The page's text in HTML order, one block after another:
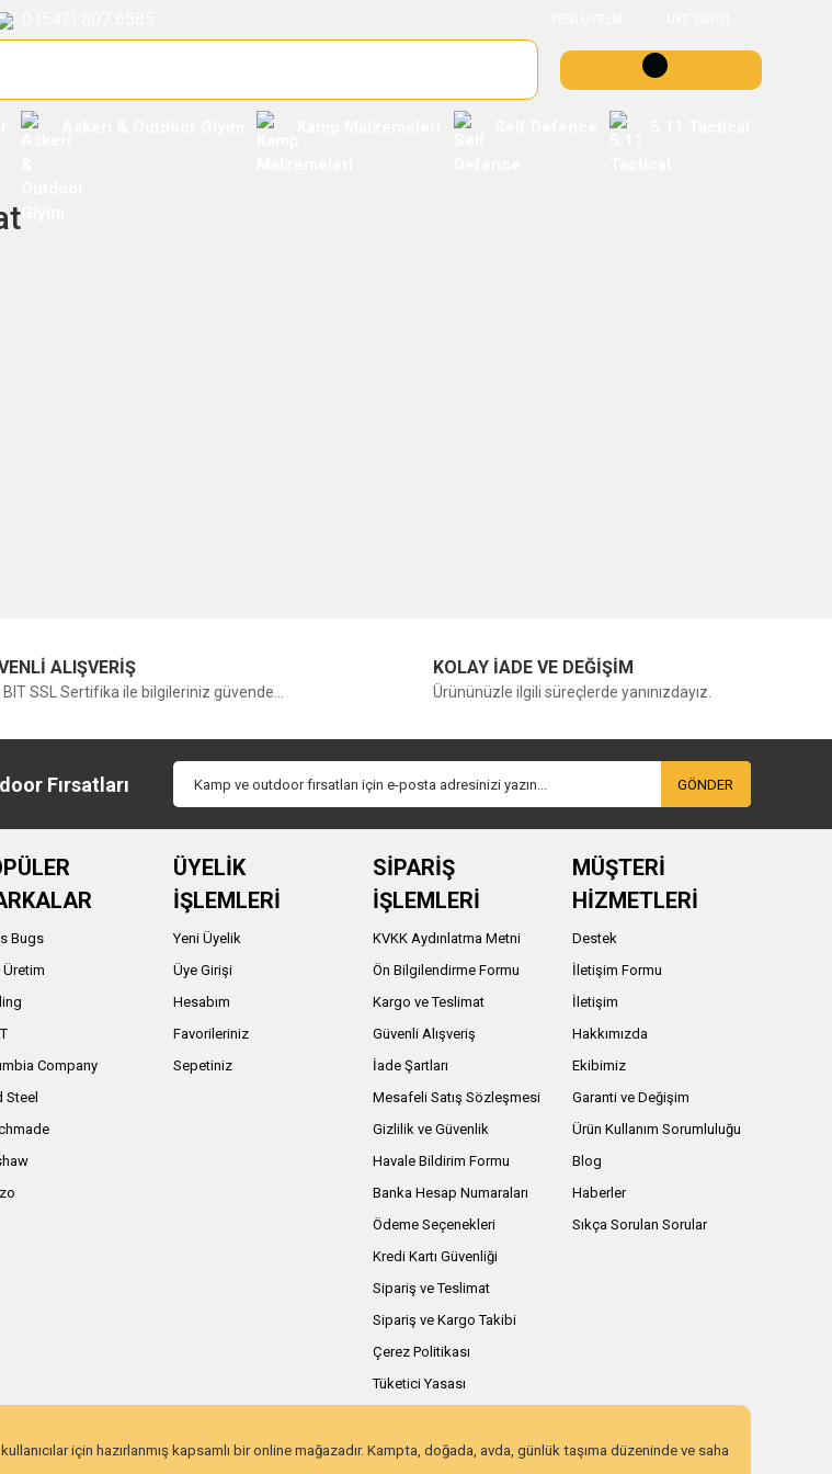
ALIŞVERİŞ
BIT SSL Sertifika ile bilgileriniz güvende...
KOLAY İADE VE DEĞİŞİM
Ürününüzle ilgili süreçlerde yanınızdayız.
Fırsatları GÖNDER
Bugs
Üretim
Company
Steel
ÜYELİK
İŞLEMLERİ
Yeni Üyelik
Üye Girişi
Hesabım
Favorileriniz
Sepetiniz
SİPARİŞ
İŞLEMLERİ
KVKK Aydınlatma Metni
Ön Bilgilendirme Formu
Kargo ve Teslimat
Güvenli Alışveriş
İade Şartları
Mesafeli Satış Sözleşmesi
Gizlilik ve Güvenlik
Havale Bildirim Formu
Banka Hesap Numaraları
Ödeme Seçenekleri
Kredi Kartı Güvenliği
Sipariş ve Teslimat
Sipariş ve Kargo Takibi
Çerez Politikası
Tüketici Yasası
MÜŞTERİ
HİZMETLERİ
Destek
İletişim Formu
İletişim
Hakkımızda
Ekibimiz
Garanti ve Değişim
Ürün Kullanım Sorumluluğu
Blog
Haberler
Sıkça Sorulan Sorular
için hazırlanmış kapsamlı bir online mağazadır. Kampta, doğada, avda, günlük taşıma düzeninde ve saha